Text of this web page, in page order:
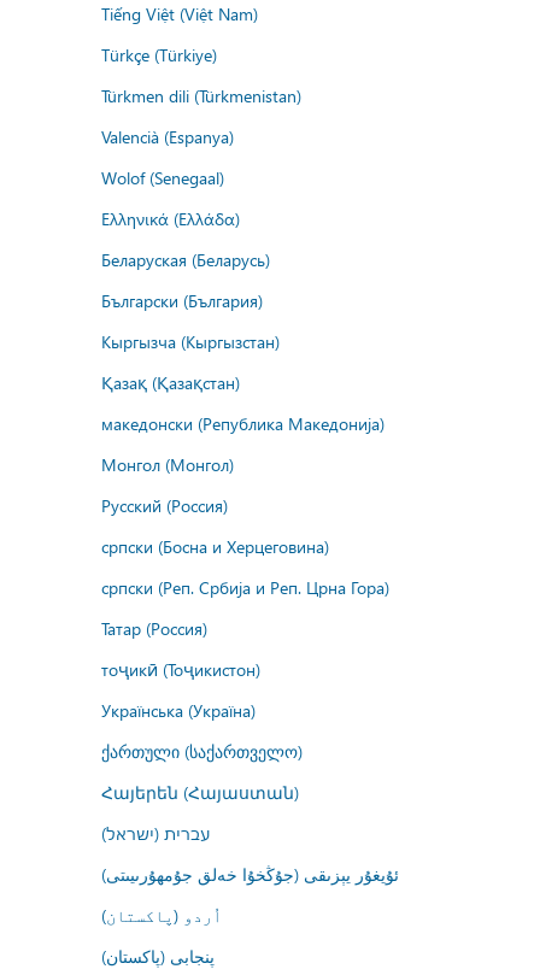
Tiếng Việt (Việt Nam)
Türkçe (Türkiye)
Türkmen dili (Türkmenistan)
Valencià (Espanya)
Wolof (Senegaal)
Ελληνικά (Ελλάδα)
Беларуская (Беларусь)
Български (България)
Кыргызча (Кыргызстан)
Қазақ (Қазақстан)
македонски (Република Македонија)
Монгол (Монгол)
Русский (Россия)
српски (Босна и Херцеговина)
српски (Реп. Србија и Реп. Црна Гора)
Татар (Россия)
тоҷикӣ (Тоҷикистон)
Українська (Україна)
ქართული (საქართველო)
Հայերեն (Հայաստան)
עברית (ישראל)
ئۇيغۇر يېزىقى (جۇڭخۇا خەلق جۇمھۇرىيىتى)
اُردو (پاکستان)
پنجابی (پاکستان)